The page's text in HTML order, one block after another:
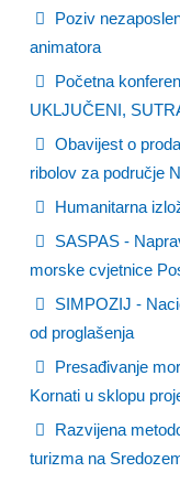
Poziv
animatora
Početna
UKLJUČENI,
Obavijest o
ribolov za područje
Humanitarna
SASPAS -
morske cvjetnice
SIMPOZIJ -
od proglašenja
Presađivanje
Kornati u sklopu
Razvijena
turizma na